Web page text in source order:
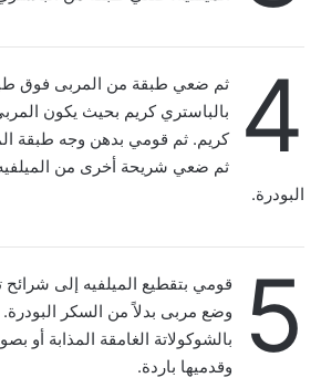
4
ثم ضعي طبقة من المربى فوق
بالباستري كريم بحيث يكون
كريم. ثم قومي بدهن وجه طبقة
ثم ضعي شريحة أخرى من الميلفيه
البودرة.
5
قومي بتقطيع الميلفيه إلى شرائح
وضع مربى بدلاً من السكر البودرة.
بالشوكولاتة الغامقة المذابة أو
وقدميها باردة.